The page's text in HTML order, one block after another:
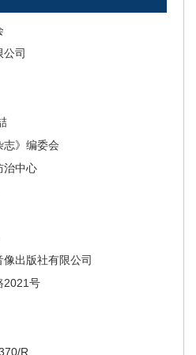
司
志》编委会
治中心
出版社有限公司
2021号
R